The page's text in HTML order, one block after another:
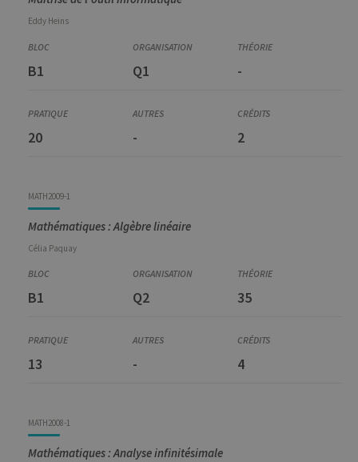
Eddy Heins
B1 Q1 -
20 - 2
MATH2009-1
Mathématiques : Algèbre linéaire
Célia Paquay
B1 Q2 35
13 - 4
MATH2008-1
Mathématiques : Analyse infinitésimale